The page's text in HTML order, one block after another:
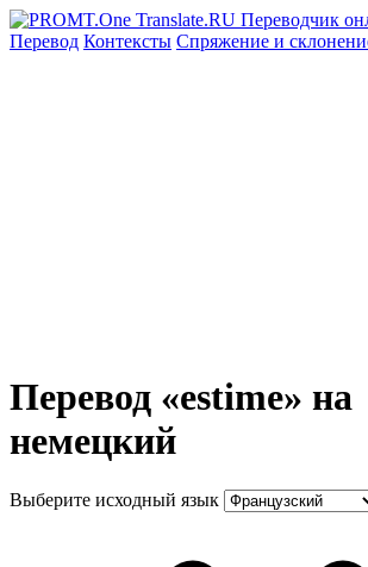
Перевод Контексты Спряжение и
Перевод «estime» на
немецкий
Выберите исходный язык